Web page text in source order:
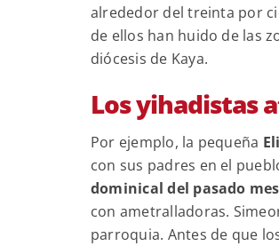
alrededor del treinta por
de ellos han huido de las
diócesis de Kaya.
Los yihadistas
Por ejemplo, la pequeña
con sus padres en el
dominical del pasado
con ametralladoras.
parroquia. Antes de que